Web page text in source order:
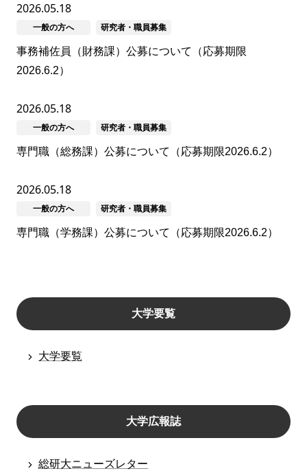
2026.05.18
一般の方へ 研究者・職員募集
事務補佐員（財務課）公募について（応募期限
2026.6.2）
2026.05.18
一般の方へ 研究者・職員募集
専門職（総務課）公募について（応募期限2026.6.2）
2026.05.18
一般の方へ 研究者・職員募集
専門職（学務課）公募について（応募期限2026.6.2）
大学要覧
大学要覧
大学広報誌
総研大ニューズレター